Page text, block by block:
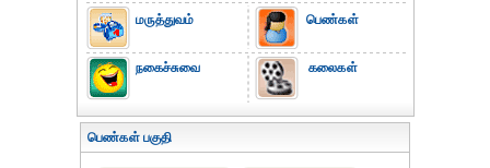
மருத்துவம்
நகைச்சுவை
பெண்கள்
கலைகள்
பெண்கள் பகுதி